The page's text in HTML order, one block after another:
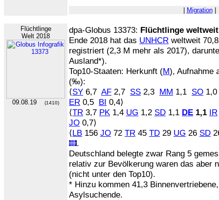
Migration|
Flüchtlinge
Welt 2018
09.08.19 (1410)
dpa-Globus 13373: Flüchtlinge weltweit
Ende 2018 hat das UNHCR weltweit
registriert (2,3 M mehr als 2017),
Ausland*).
Top10-Staaten: Herkunft (M), Aufnahme
(‰):
⟨SY 6,7 AF 2,7 SS 2,3 MM 1,1 SO
ER 0,5 BI 0,4⟩
⟨TR 3,7 PK 1,4 UG 1,2 SD 1,1 DE 1,1 IR
JO 0,7⟩
⟨LB 156 JO 72 TR 45 TD 29 UG 26 SD
.
Deutschland belegte zwar Rang 5
relativ zur Bevölkerung waren das aber
(nicht unter den Top10).
* Hinzu kommen 41,3
Asylsuchende.